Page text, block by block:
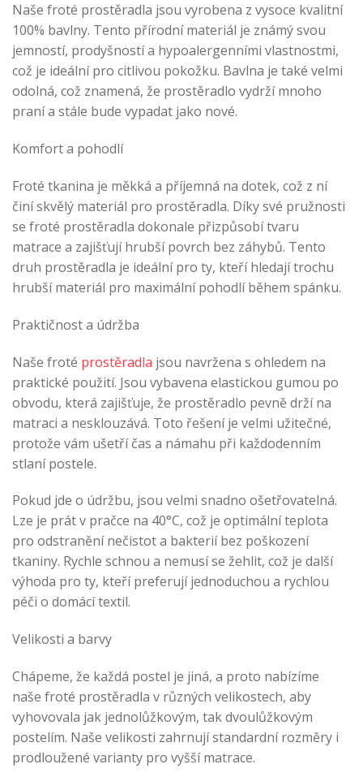
Naše froté prostěradla jsou vyrobena z vysoce kvalitní
100% bavlny. Tento přírodní materiál je známý svou
jemností, prodyšností a hypoalergenními vlastnostmi,
což je ideální pro citlivou pokožku. Bavlna je také velmi
odolná, což znamená, že prostěradlo vydrží mnoho
praní a stále bude vypadat jako nové.
Komfort a pohodlí
Froté tkanina je měkká a příjemná na dotek, což z ní
činí skvělý materiál pro prostěradla. Díky své pružnosti
se froté prostěradla dokonale přizpůsobí tvaru
matrace a zajišťují hrubší povrch bez záhybů. Tento
druh prostěradla je ideální pro ty, kteří hledají trochu
hrubší materiál pro maximální pohodlí během spánku.
Praktičnost a údržba
Naše froté prostěradla jsou navržena s ohledem na
praktické použití. Jsou vybavena elastickou gumou po
obvodu, která zajišťuje, že prostěradlo pevně drží na
matraci a nesklouzává. Toto řešení je velmi užitečné,
protože vám ušetří čas a námahu při každodenním
stlaní postele.
Pokud jde o údržbu, jsou velmi snadno ošetřovatelná.
Lze je prát v pračce na 40°C, což je optimální teplota
pro odstranění nečistot a bakterií bez poškození
tkaniny. Rychle schnou a nemusí se žehlit, což je další
výhoda pro ty, kteří preferují jednoduchou a rychlou
péči o domácí textil.
Velikosti a barvy
Chápeme, že každá postel je jiná, a proto nabízíme
naše froté prostěradla v různých velikostech, aby
vyhovovala jak jednolůžkovým, tak dvoulůžkovým
postelím. Naše velikosti zahrnují standardní rozměry i
prodloužené varianty pro vyšší matrace.